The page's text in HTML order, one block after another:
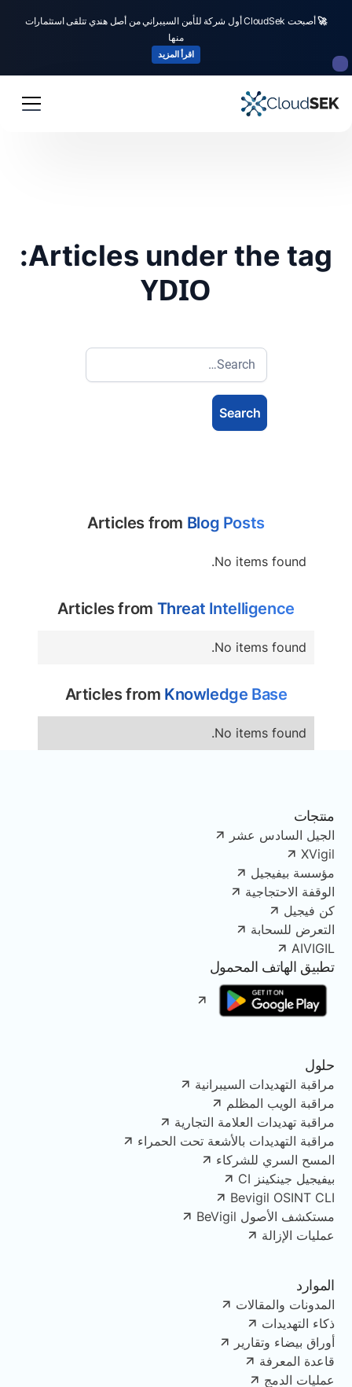
🚀
أصبحت CloudSek أول شركة للأمن السيبراني من أصل هندي تتلقى استثمارات
منها
اقرأ المزيد
Articles under the tag:
YDIO
Articles from Blog Posts
No items found.
Articles from Threat Intelligence
No items found.
Articles from Knowledge Base
No items found.
منتجات
الجيل السادس عشر
XVigil
مؤسسة بيفيجيل
الوقفة الاحتجاجية
كن فيجيل
التعرض للسحابة
AIVIGIL
تطبيق الهاتف المحمول
حلول
مراقبة التهديدات السيبرانية
مراقبة الويب المظلم
مراقبة تهديدات العلامة التجارية
مراقبة التهديدات بالأشعة تحت الحمراء
المسح السري للشركاء
بيفيجيل جينكينز CI
Bevigil OSINT CLI
مستكشف الأصول BeVigil
عمليات الإزالة
الموارد
المدونات والمقالات
ذكاء التهديدات
أوراق بيضاء وتقارير
قاعدة المعرفة
عمليات الدمج